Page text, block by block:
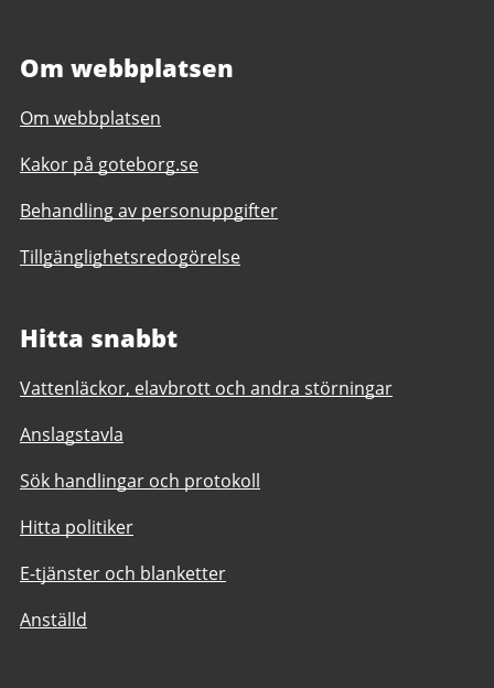
Om webbplatsen
Om webbplatsen
Kakor på goteborg.se
Behandling av personuppgifter
Tillgänglighetsredogörelse
Hitta snabbt
Vattenläckor, elavbrott och andra störningar
Anslagstavla
Sök handlingar och protokoll
Hitta politiker
E-tjänster och blanketter
Anställd